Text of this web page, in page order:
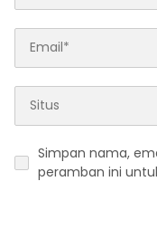
Simpan nama,
peramban ini